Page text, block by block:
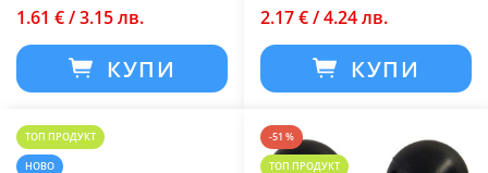
1.61 € / 3.15 лв.
КУПИ
2.17 € / 4.24 лв.
КУПИ
ТОП ПРОДУКТ
НОВО
-51 %
ТОП ПРОДУКТ